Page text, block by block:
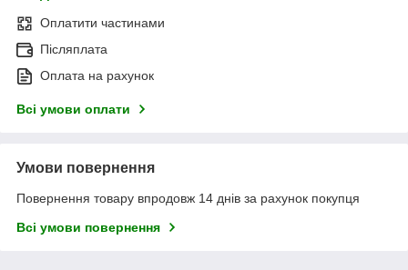
Оплатити частинами
Післяплата
Оплата на рахунок
Всі умови оплати
Умови повернення
Повернення товару впродовж 14 днів за рахунок покупця
Всі умови повернення